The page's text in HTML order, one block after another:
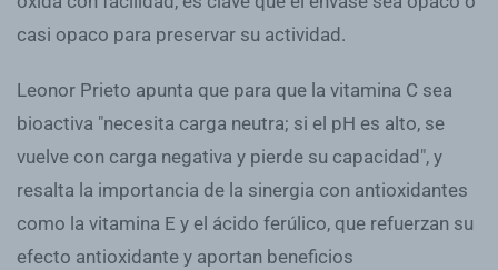
casi opaco para preservar su actividad.
Leonor Prieto apunta que para que la vitamina C sea
bioactiva "necesita carga neutra; si el pH es alto, se
vuelve con carga negativa y pierde su capacidad", y
resalta la importancia de la sinergia con antioxidantes
como la vitamina E y el ácido ferúlico, que refuerzan su
efecto antioxidante y aportan beneficios